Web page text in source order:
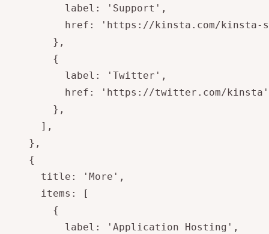
          label: 'Support',
href: 'https://kinsta.com/kinsta-
        },
        {
          label: 'Twitter',
href: 'https://twitter.com/
        },
      ],
    },
    {
      title: 'More',
      items: [
        {
          label: 'Application Hosting',